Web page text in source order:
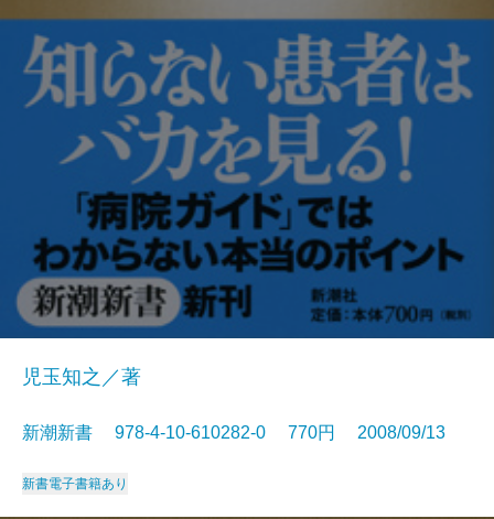
児玉知之／著
新潮新書 978-4-10-610282-0 770円 2008/09/13
新書電子書籍あり